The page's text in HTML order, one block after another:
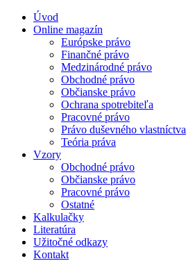
Úvod
Online magazín
Európske právo
Finančné právo
Medzinárodné právo
Obchodné právo
Občianske právo
Ochrana spotrebiteľa
Pracovné právo
Právo duševného vlastníctva
Teória práva
Vzory
Obchodné právo
Občianske právo
Pracovné právo
Ostatné
Kalkulačky
Literatúra
Užitočné odkazy
Kontakt